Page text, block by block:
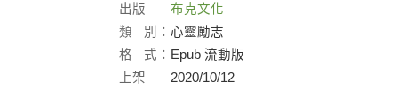
出版
社：
布克文化
類
別： 心靈勵志
格
式： Epub 流動版
上架
2020/10/12